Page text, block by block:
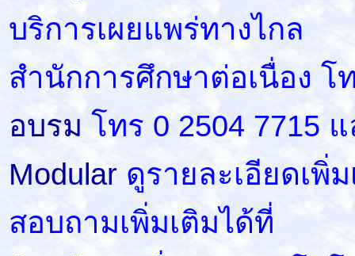
บริการเผยแพร่ทางไกล
สำนักการศึกษาต่อเนื่อง โ
อบรม โทร 0 2504 7715
Modular ดูรายละเอียดเพิ่
สอบถามเพิ่มเติมได้ที่